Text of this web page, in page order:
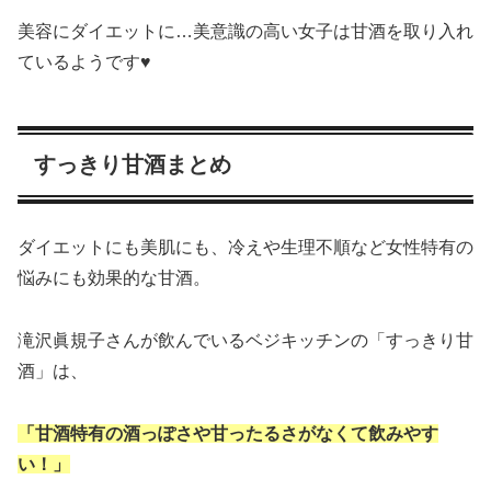
美容にダイエットに…美意識の高い女子は甘酒を取り入れ
ているようです♥
すっきり甘酒まとめ
ダイエットにも美肌にも、冷えや生理不順など女性特有の
悩みにも効果的な甘酒。
滝沢眞規子さんが飲んでいるベジキッチンの「すっきり甘
酒」は、
「甘酒特有の酒っぽさや甘ったるさがなくて飲みやす
い！」